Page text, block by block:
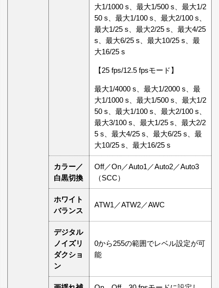
大1/1000 s、最大1/500 s、最大1/2
50 s、最大1/100 s、最大2/100 s、
最大1/25 s、最大2/25 s、最大4/25
s、最大6/25 s、最大10/25 s、最
大16/25 s
【25 fps/12.5 fpsモード】
最大1/4000 s、最大1/2000 s、最
大1/1000 s、最大1/500 s、最大1/2
50 s、最大1/100 s、最大2/100 s、
最大3/100 s、最大1/25 s、最大2/2
5 s、最大4/25 s、最大6/25 s、最
大10/25 s、最大16/25 s
カラー／
白黒切換
Off／On／Auto1／Auto2／Auto3
（SCC）
ホワイト
バランス
ATW1／ATW2／AWC
デジタル
ノイズリ
ダクショ
ン
0から255の範囲でレベル設定が可
能